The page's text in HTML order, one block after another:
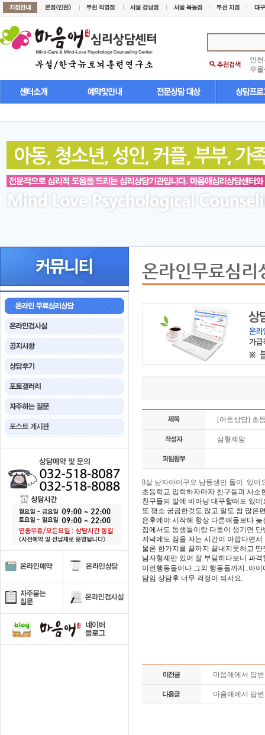
인
우
온라인무료심리
[아동상담] 초
삼형제맘
8살 남자아이구요 남동생만 둘이 있어
초등학교 입학하자마자 친구들과 사
친구들의 말에 비아냥 대꾸할때도 있데
또 평소 궁금한것도 많고 말도 참 많은
은후에야 시작해 항상 다른애들보다 늦
집에서도 동생들이랑 다툼이 생기면
저녁에도 잠을 자는 시간이 아깝다면
물론 한가지를 끝까지 끝내지못하고
남자형제만 있어 잘 부딪히다보니 과
이런행동들이나 그외 행동들까지..아이
담임 상담후 너무 걱정이 되서요.
마음애에서 답
마음애에서 답